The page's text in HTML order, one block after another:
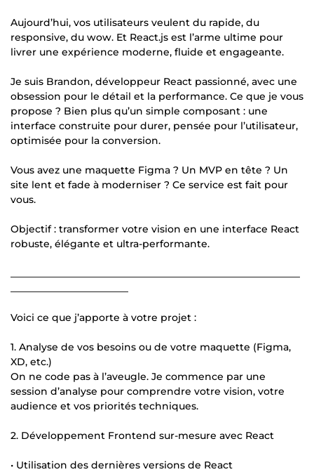
Aujourd’hui, vos utilisateurs veulent du rapide, du
responsive, du wow. Et React.js est l’arme ultime pour
livrer une expérience moderne, fluide et engageante.
Je suis Brandon, développeur React passionné, avec une
obsession pour le détail et la performance. Ce que je vous
propose ? Bien plus qu’un simple composant : une
interface construite pour durer, pensée pour l’utilisateur,
optimisée pour la conversion.
Vous avez une maquette Figma ? Un MVP en tête ? Un
site lent et fade à moderniser ? Ce service est fait pour
vous.
Objectif : transformer votre vision en une interface React
robuste, élégante et ultra-performante.
Voici ce que j’apporte à votre projet :
1. Analyse de vos besoins ou de votre maquette (Figma,
XD, etc.)
On ne code pas à l’aveugle. Je commence par une
session d’analyse pour comprendre votre vision, votre
audience et vos priorités techniques.
2. Développement Frontend sur-mesure avec React
• Utilisation des dernières versions de React